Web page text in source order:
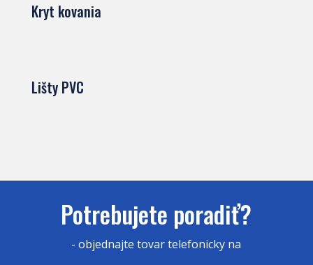
Kryt kovania
Lišty PVC
Potrebujete poradiť?
- objednajte tovartelefonicky na